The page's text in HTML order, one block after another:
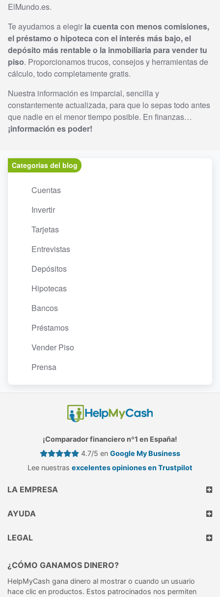
ElMundo.es.
Te ayudamos a elegir la cuenta con menos comisiones,
el préstamo o hipoteca con el interés más bajo, el
depósito más rentable o la inmobiliaria para vender tu
piso. Proporcionamos trucos, consejos y herramientas de
cálculo, todo completamente gratis.
Nuestra información es imparcial, sencilla y
constantemente actualizada, para que lo sepas todo antes
que nadie en el menor tiempo posible. En finanzas…
¡información es poder!
Categorías del blog
Cuentas
Invertir
Tarjetas
Entrevistas
Depósitos
Hipotecas
Bancos
Préstamos
Vender Piso
Prensa
¡Comparador financiero nº1 en España!
4.7/5 en Google My Business
Lee nuestras excelentes opiniones en Trustpilot
LA EMPRESA
AYUDA
LEGAL
¿CÓMO GANAMOS DINERO?
HelpMyCash gana dinero al mostrar o cuando un usuario
hace clic en productos. Estos patrocinados nos permiten